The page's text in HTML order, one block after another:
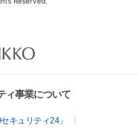
ィ事業について
キュリティ24」